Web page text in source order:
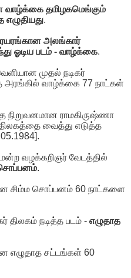
வாழ்க்கை தமிழகமெங்கும்
.
அலங்கார்
ஓடிய படம் - வாழ்க்கை.
முதல் நடிகர்
வாழ்க்கை 77 நாட்கள்
ராமகிருஷ்ணா
திலகத்தை வைத்து எடுத்த
வழக்கறிஞர் வேடத்தில்
.
சிம்ம சொப்பனம் 60 நாட்களை
திலகம் நடித்த படம் - எழுதாத
எழுதாத சட்டங்கள் 60